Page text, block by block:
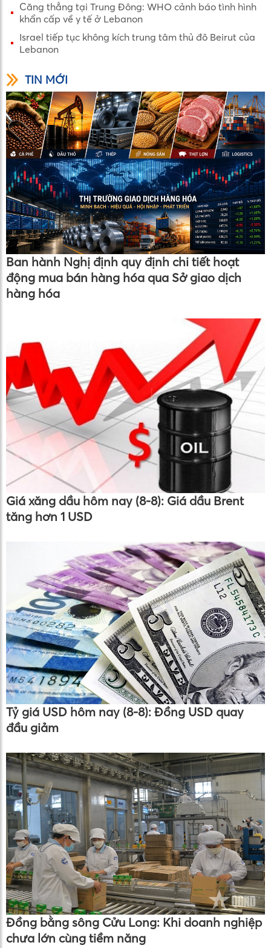
Căng thẳng tại Trung Đông: WHO cảnh báo tình hình
khẩn cấp về y tế ở Lebanon
Israel tiếp tục không kích trung tâm thủ đô Beirut của
Lebanon
TIN MỚI
Ban hành Nghị định quy định chi tiết hoạt
động mua bán hàng hóa qua Sở giao dịch
hàng hóa
Giá xăng dầu hôm nay (8-8): Giá dầu Brent
tăng hơn 1 USD
Tỷ giá USD hôm nay (8-8): Đồng USD quay
đầu giảm
Đồng bằng sông Cửu Long: Khi doanh nghiệp
chưa lớn cùng tiềm năng